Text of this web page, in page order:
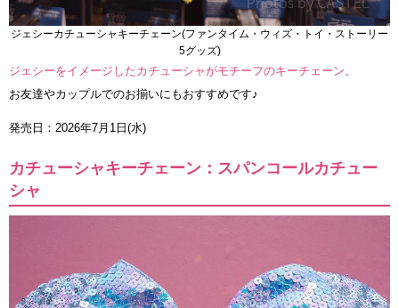
ジェシーカチューシャキーチェーン(ファンタイム・ウィズ・トイ・ストーリー
5グッズ)
ジェシーをイメージしたカチューシャがモチーフのキーチェーン。
お友達やカップルでのお揃いにもおすすめです♪
発売日：2026年7月1日(水)
カチューシャキーチェーン：スパンコールカチュー
シャ